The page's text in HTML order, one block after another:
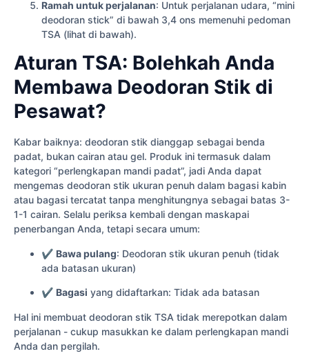
Ramah untuk perjalanan: Untuk perjalanan udara, “mini
deodoran stick” di bawah 3,4 ons memenuhi pedoman
TSA (lihat di bawah).
Aturan TSA: Bolehkah Anda
Membawa Deodoran Stik di
Pesawat?
Kabar baiknya: deodoran stik dianggap sebagai benda
padat, bukan cairan atau gel. Produk ini termasuk dalam
kategori “perlengkapan mandi padat”, jadi Anda dapat
mengemas deodoran stik ukuran penuh dalam bagasi kabin
atau bagasi tercatat tanpa menghitungnya sebagai batas 3-
1-1 cairan. Selalu periksa kembali dengan maskapai
penerbangan Anda, tetapi secara umum:
✔ Bawa pulang: Deodoran stik ukuran penuh (tidak
ada batasan ukuran)
✔ Bagasi yang didaftarkan: Tidak ada batasan
Hal ini membuat deodoran stik TSA tidak merepotkan dalam
perjalanan - cukup masukkan ke dalam perlengkapan mandi
Anda dan pergilah.